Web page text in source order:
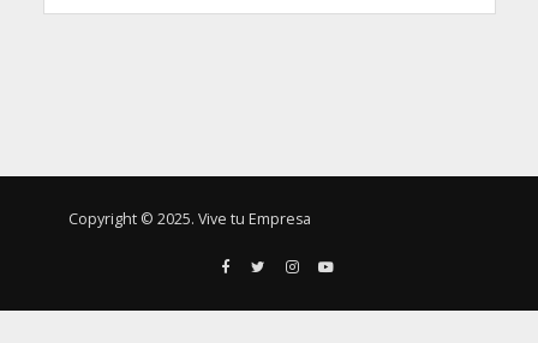
Copyright © 2025. Vive tu Empresa